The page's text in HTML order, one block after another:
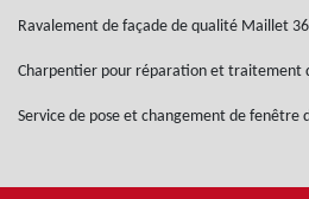
Ravalement de façade de qualité Maillet
Charpentier pour réparation et traitement
Service de pose et changement de